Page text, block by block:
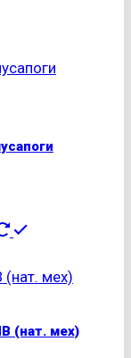
Этот
имеет
Опции
(нат. мех)